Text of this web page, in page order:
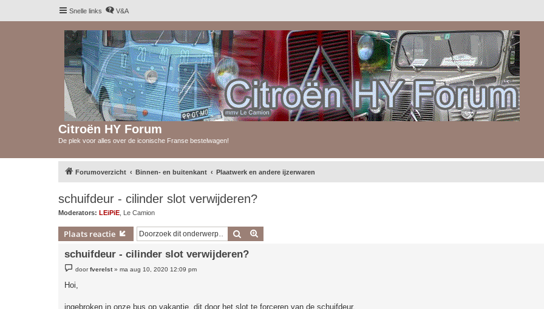
Snelle links V&A
Citroën HY Forum
De plek voor alles over de iconische Franse bestelwagen!
Forumoverzicht Binnen- en buitenkant Plaatwerk en andere ijzerwaren
schuifdeur - cilinder slot verwijderen?
Moderators: LEiPiE Le Camion
Plaats reactie Zoek
schuifdeur - cilinder slot verwijderen?
e
r
i
doorfverelst»ma aug 10, 2020 12:09 pm
Hoi,
ingebroken in onze bus op vakantie, dit door het slot te forceren van de schuifdeur.